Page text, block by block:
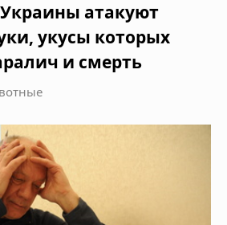
атакуют
укусы которых
и смерть